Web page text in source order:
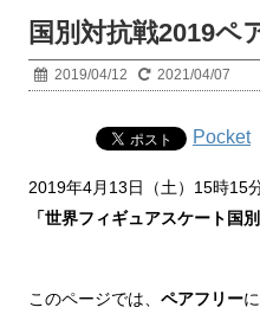
国別対抗戦2019ペ
2019/04/12 2021/04/07
Pocket
2019年4月13日（土）15時15
「世界フィギュアスケート国
このページでは、 ペアフリー